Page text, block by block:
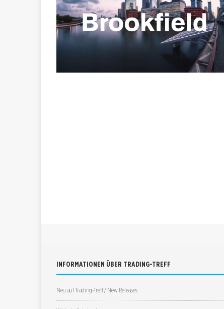
INFORMATIONEN ÜBER TRADING-TREFF
Neu auf Trading-Treff / New Releases